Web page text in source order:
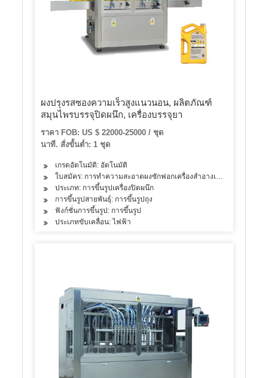
ผงปรุงรสซองความเร็วสูงแนวนอน, ผลิตภัณฑ์
สมุนไพรบรรจุปิดผนึก, เครื่องบรรจุยา
ราคา FOB: US $ 22000-25000 / ชุด
นาที. สั่งขั้นต่ำ: 1 ชุด
เกรดอัตโนมัติ: อัตโนมัติ
ใบสมัคร: การทำความสะอาดผงซักฟอกเครื่องสำอางเครื่องดื่มผลิ
ประเภท: การขึ้นรูปเครื่องปิดผนึก
การขึ้นรูปสายพันธุ์: การขึ้นรูปถุง
ฟังก์ชั่นการขึ้นรูป: การขึ้นรูป
ประเภทขับเคลื่อน: ไฟฟ้า